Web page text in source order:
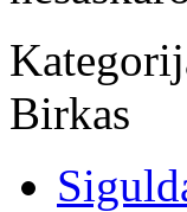
Birkas